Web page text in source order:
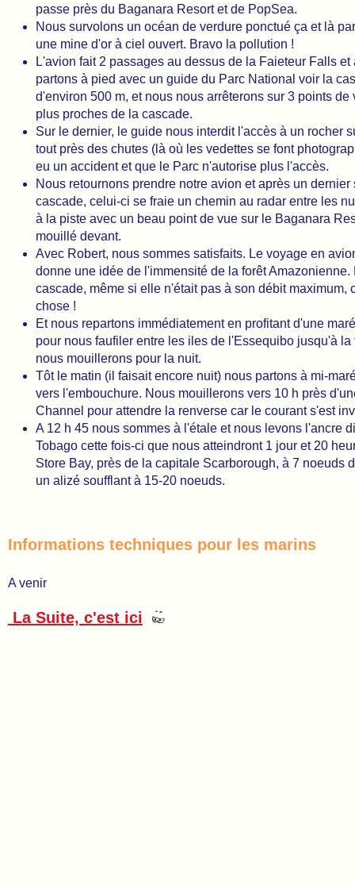
passe près du Baganara Resort et de PopSea.
Nous survolons un océan de verdure ponctué ça et là
une mine d'or à ciel ouvert. Bravo la pollution !
L'avion fait 2 passages au dessus de la Faieteur Falls et
partons à pied avec un guide du Parc National voir la
d'environ 500 m, et nous nous arrêterons sur 3 points de
plus proches de la cascade.
Sur le dernier, le guide nous interdit l'accès à un rocher
tout près des chutes (là où les vedettes se font
eu un accident et que le Parc n'autorise plus l'accès.
Nous retournons prendre notre avion et après un dernier
cascade, celui-ci se fraie un chemin au radar entre les
à la piste avec un beau point de vue sur le Baganara
mouillé devant.
Avec Robert, nous sommes satisfaits. Le voyage en
donne une idée de l'immensité de la forêt Amazonienne.
cascade, même si elle n'était pas à son débit maximum,
chose !
Et nous repartons immédiatement en profitant d'une
pour nous faufiler entre les iles de l'Essequibo jusqu'à la
nous mouillerons pour la nuit.
Tôt le matin (il faisait encore nuit) nous partons à mi-
vers l'embouchure. Nous mouillerons vers 10 h près
Channel pour attendre la renverse car le courant s'est
A 12 h 45 nous sommes à l'étale et nous levons l'ancre
Tobago cette fois-ci que nous atteindront 1 jour et 20
Store Bay, près de la capitale Scarborough, à 7 noeuds
un alizé soufflant à 15-20 noeuds.
Informations techniques pour les marins
A venir
La Suite, c'est ici